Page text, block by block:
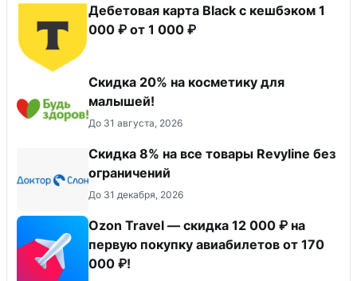
Дебетовая карта Black c кешбэком 1
000 ₽ от 1 000 ₽
Скидка 20% на косметику для
малышей!
До 31 августа, 2026
​Скидка 8% на все товары Revyline без
ограничений
До 31 декабря, 2026
Ozon Travel — скидка 12 000 ₽ на
первую покупку авиабилетов от 170
000 ₽!